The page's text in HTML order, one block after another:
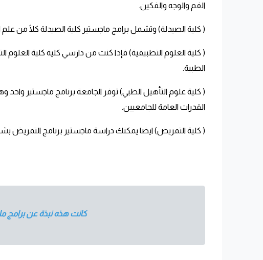
الفم والوجه والفكين.
( كلية الصيدلة) وتشمل برامج ماجستير كلية الصيدلة كلًا من علم
( كلية العلوم التطبيقية) فإذا كنت من دارسي كلية كلية العلوم
الطبية.
القدرات العامة للجامعيين.
( كلية التمريض) ايضا يمكنك دراسة ماجستير برنامج التمريض بشرط اجتياز
كانت هذه نبذة عن برامج